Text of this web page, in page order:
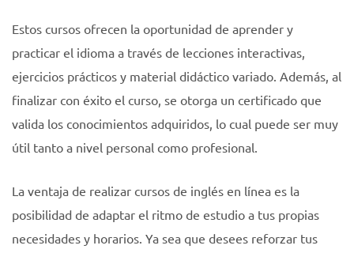
Estos cursos ofrecen la oportunidad de aprender y
practicar el idioma a través de lecciones interactivas,
ejercicios prácticos y material didáctico variado. Además, al
finalizar con éxito el curso, se otorga un certificado que
valida los conocimientos adquiridos, lo cual puede ser muy
útil tanto a nivel personal como profesional.
La ventaja de realizar cursos de inglés en línea es la
posibilidad de adaptar el ritmo de estudio a tus propias
necesidades y horarios. Ya sea que desees reforzar tus